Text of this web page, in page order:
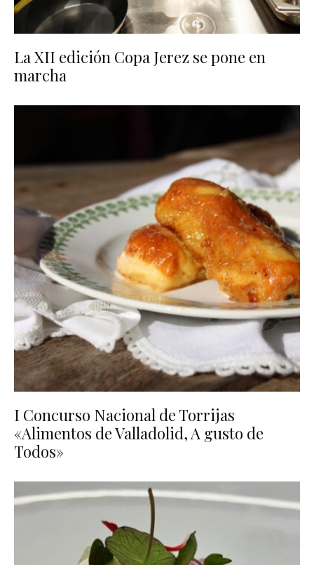
La XII edición Copa Jerez se pone en
marcha
I Concurso Nacional de Torrijas
«Alimentos de Valladolid, A gusto de
Todos»